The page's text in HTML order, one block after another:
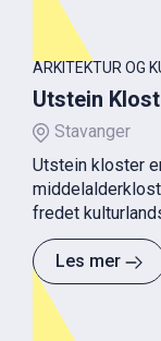
ARKITEKTUR OG
Utstein
Stavanger
Utstein kloster
fredet
halvtimes
Les mer